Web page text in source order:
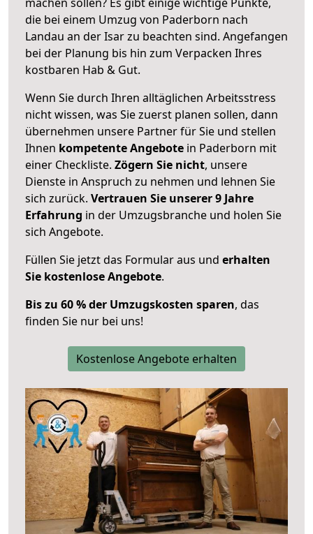
die bei einem Umzug von Paderborn nach
Landau an der Isar zu beachten sind. Angefangen
bei der Planung bis hin zum Verpacken Ihres
kostbaren Hab & Gut.
Wenn Sie durch Ihren alltäglichen Arbeitsstress
nicht wissen, was Sie zuerst planen sollen, dann
übernehmen unsere Partner für Sie und stellen
Ihnen kompetente Angebote in Paderborn mit
einer Checkliste. Zögern Sie nicht, unsere
Dienste in Anspruch zu nehmen und lehnen Sie
sich zurück. Vertrauen Sie unserer 9 Jahre
Erfahrung in der Umzugsbranche und holen Sie
sich Angebote.
Füllen Sie jetzt das Formular aus und erhalten
Sie kostenlose Angebote.
Bis zu 60 % der Umzugskosten sparen, das
finden Sie nur bei uns!
Kostenlose Angebote erhalten